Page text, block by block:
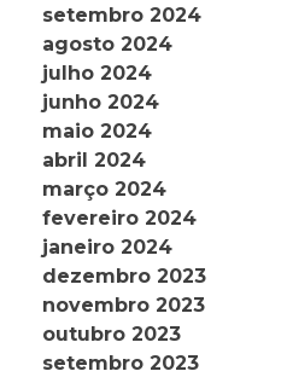
setembro 2024
agosto 2024
julho 2024
junho 2024
maio 2024
abril 2024
março 2024
fevereiro 2024
janeiro 2024
dezembro 2023
novembro 2023
outubro 2023
setembro 2023